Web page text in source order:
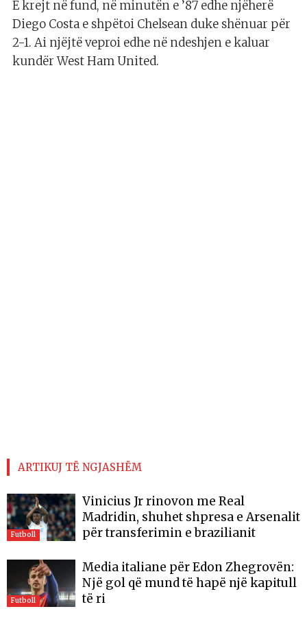
E krejt në fund, në minutën e ’87 edhe njëherë
Diego Costa e shpëtoi Chelsean duke shënuar për
2-1. Ai njëjtë veproi edhe në ndeshjen e kaluar
kundër West Ham United.
ARTIKUJ TË NGJASHËM
Futboll
Vinicius Jr rinovon me Real
Madridin, shuhet shpresa e Arsenalit
për transferimin e brazilianit
Futboll
Media italiane për Edon Zhegrovën:
Një gol që mund të hapë një kapitull
të ri